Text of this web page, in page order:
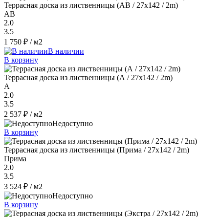
Террасная доска из лиственницы (AB / 27x142 / 2m)
AB
2.0
3.5
1 750 ₽ / м2
В наличии
В корзину
Террасная доска из лиственницы (А / 27x142 / 2m)
A
2.0
3.5
2 537 ₽ / м2
Недоступно
В корзину
Террасная доска из лиственницы (Прима / 27x142 / 2m)
Прима
2.0
3.5
3 524 ₽ / м2
Недоступно
В корзину